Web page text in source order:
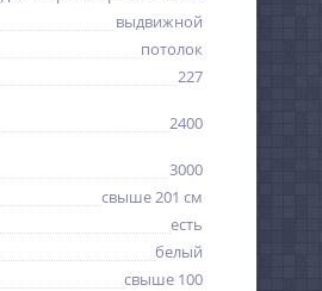
выдвижной
потолок
227
2400
3000
свыше 201 см
есть
белый
свыше 100